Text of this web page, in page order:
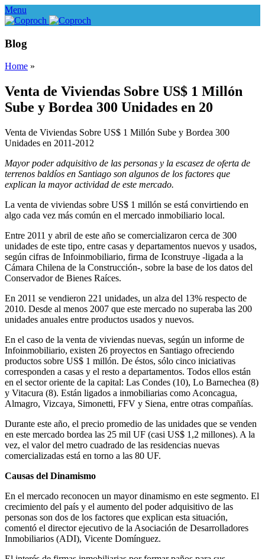
Menu
Blog
Home »
Venta de Viviendas Sobre US$ 1 Millón
Sube y Bordea 300 Unidades en 20
Venta de Viviendas Sobre US$ 1 Millón Sube y Bordea 300
Unidades en 2011-2012
Mayor poder adquisitivo de las personas y la escasez de oferta de
terrenos baldíos en Santiago son algunos de los factores que
explican la mayor actividad de este mercado.
La venta de viviendas sobre US$ 1 millón se está convirtiendo en
algo cada vez más común en el mercado inmobiliario local.
Entre 2011 y abril de este año se comercializaron cerca de 300
unidades de este tipo, entre casas y departamentos nuevos y usados,
según cifras de Infoinmobiliario, firma de Iconstruye -ligada a la
Cámara Chilena de la Construcción-, sobre la base de los datos del
Conservador de Bienes Raíces.
En 2011 se vendieron 221 unidades, un alza del 13% respecto de
2010. Desde al menos 2007 que este mercado no superaba las 200
unidades anuales entre productos usados y nuevos.
En el caso de la venta de viviendas nuevas, según un informe de
Infoinmobiliario, existen 26 proyectos en Santiago ofreciendo
productos sobre US$ 1 millón. De éstos, sólo cinco iniciativas
corresponden a casas y el resto a departamentos. Todos ellos están
en el sector oriente de la capital: Las Condes (10), Lo Barnechea (8)
y Vitacura (8). Están ligados a inmobiliarias como Aconcagua,
Almagro, Vizcaya, Simonetti, FFV y Siena, entre otras compañías.
Durante este año, el precio promedio de las unidades que se venden
en este mercado bordea las 25 mil UF (casi US$ 1,2 millones). A la
vez, el valor del metro cuadrado de las residencias nuevas
comercializadas está en torno a las 80 UF.
Causas del Dinamismo
En el mercado reconocen un mayor dinamismo en este segmento. El
crecimiento del país y el aumento del poder adquisitivo de las
personas son dos de los factores que explican esta situación,
comentó el director ejecutivo de la Asociación de Desarrolladores
Inmobiliarios (ADI), Vicente Domínguez.